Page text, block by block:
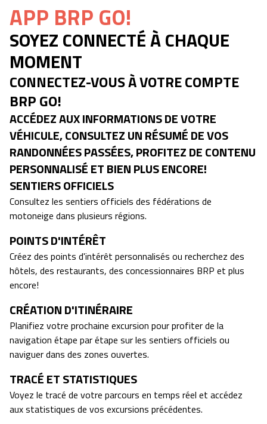
APP BRP GO!
SOYEZ CONNECTÉ À CHAQUE
MOMENT
CONNECTEZ-VOUS À VOTRE COMPTE
BRP GO!
ACCÉDEZ AUX INFORMATIONS DE VOTRE
VÉHICULE, CONSULTEZ UN RÉSUMÉ DE VOS
RANDONNÉES PASSÉES, PROFITEZ DE CONTENU
PERSONNALISÉ ET BIEN PLUS ENCORE!
SENTIERS OFFICIELS
Consultez les sentiers officiels des fédérations de
motoneige dans plusieurs régions.
POINTS D'INTÉRÊT
Créez des points d'intérêt personnalisés ou recherchez des
hôtels, des restaurants, des concessionnaires BRP et plus
encore!
CRÉATION D'ITINÉRAIRE
Planifiez votre prochaine excursion pour profiter de la
navigation étape par étape sur les sentiers officiels ou
naviguer dans des zones ouvertes.
TRACÉ ET STATISTIQUES
Voyez le tracé de votre parcours en temps réel et accédez
aux statistiques de vos excursions précédentes.